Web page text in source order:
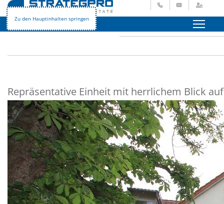
Zu den Hauptinhalten springen
+49 621 729 265 - 0Login
STRATEGPRO Immobilienangebote Gewerbeimmobilien
Repräsentative Einheit mit herrlichem Blick